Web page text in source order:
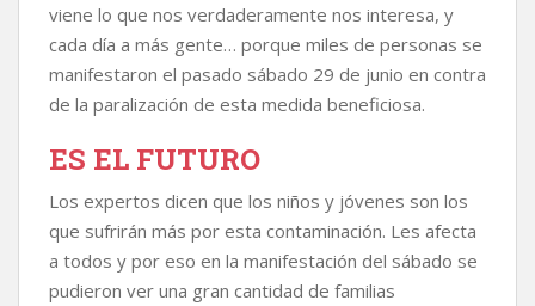
viene lo que nos verdaderamente nos interesa, y
cada día a más gente… porque miles de personas se
manifestaron el pasado sábado 29 de junio en contra
de la paralización de esta medida beneficiosa.
ES EL FUTURO
Los expertos dicen que los niños y jóvenes son los
que sufrirán más por esta contaminación. Les afecta
a todos y por eso en la manifestación del sábado se
pudieron ver una gran cantidad de familias